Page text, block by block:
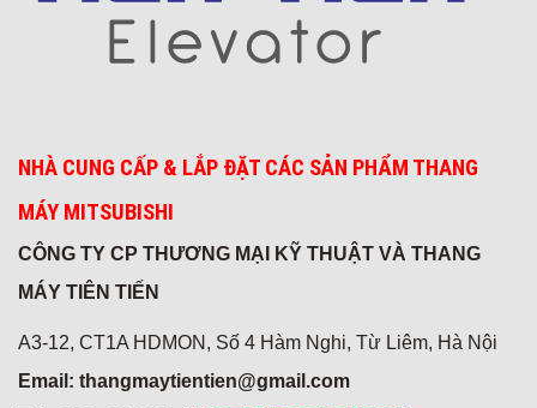
NHÀ CUNG CẤP & LẮP ĐẶT CÁC SẢN PHẨM THANG
MÁY MITSUBISHI
CÔNG TY CP THƯƠNG MẠI KỸ THUẬT VÀ THANG
MÁY TIÊN TIẾN
A3-12, CT1A HDMON, Số 4 Hàm Nghi, Từ Liêm, Hà Nội
Email: thangmaytientien@gmail.com